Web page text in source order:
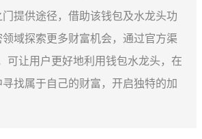
提供途径，借助该钱包及水龙头功
域探索更多财富机会，通过官方渠
可让用户更好地利用钱包水龙头，在
找属于自己的财富，开启独特的加